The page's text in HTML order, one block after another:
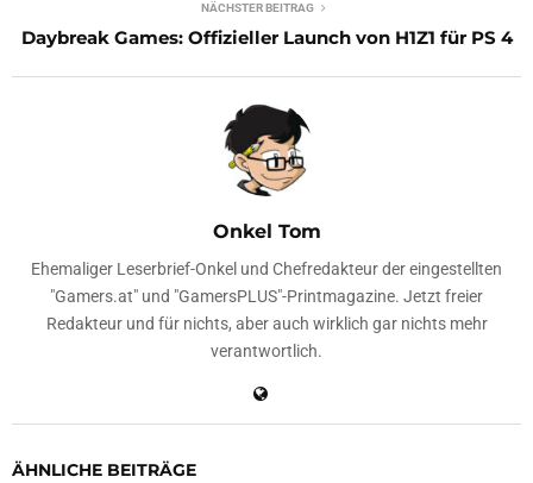
NÄCHSTER BEITRAG
Daybreak Games: Offizieller Launch von H1Z1 für PS 4
Onkel Tom
Ehemaliger Leserbrief-Onkel und Chefredakteur der eingestellten
"Gamers.at" und "GamersPLUS"-Printmagazine. Jetzt freier
Redakteur und für nichts, aber auch wirklich gar nichts mehr
verantwortlich.
ÄHNLICHE BEITRÄGE